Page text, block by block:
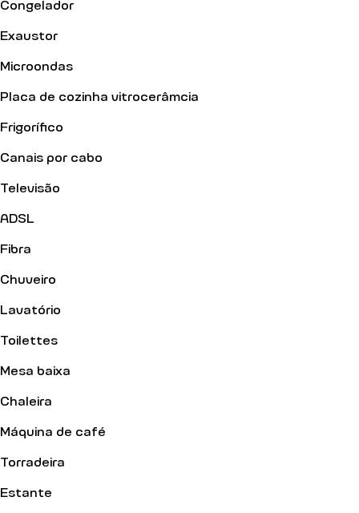
Congelador
Exaustor
Microondas
Placa de cozinha vitrocerâmcia
Frigorífico
Canais por cabo
Televisão
ADSL
Fibra
Chuveiro
Lavatório
Toilettes
Mesa baixa
Chaleira
Máquina de café
Torradeira
Estante